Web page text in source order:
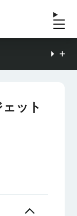
ット